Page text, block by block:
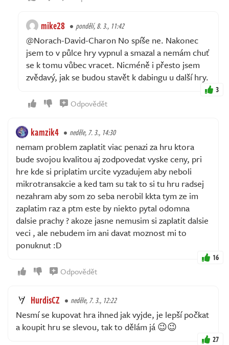
mike28 pondělí, 8. 3., 11:42
@Norach-David-Charon No spíše ne. Nakonec
jsem to v půlce hry vypnul a smazal a nemám chuť
se k tomu vůbec vracet. Nicméně i přesto jsem
zvědavý, jak se budou stavět k dabingu u další hry.
3
Odpovědět
kamzik4 neděle, 7. 3., 14:30
nemam problem zaplatit viac penazi za hru ktora
bude svojou kvalitou aj zodpovedat vyske ceny, pri
hre kde si priplatim urcite vyzadujem aby neboli
mikrotransakcie a ked tam su tak to si tu hru radsej
nezahram aby som zo seba nerobil kkta tym ze im
zaplatim raz a ptm este by niekto pytal odomna
dalsie prachy ? akoze jasne nemusim si zaplatit dalsie
veci , ale nebudem im ani davat moznost mi to
ponuknut :D
16
Odpovědět
HurdisCZ neděle, 7. 3., 12:22
Nesmí se kupovat hra ihned jak vyjde, je lepší počkat
a koupit hru se slevou, tak to dělám já 😉😉
27